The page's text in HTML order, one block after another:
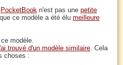
PocketBook n'est pas unepetite
ce modèle a été élumeilleure
modèle.
trouvé d'un modèle similaire . Cela
choses :